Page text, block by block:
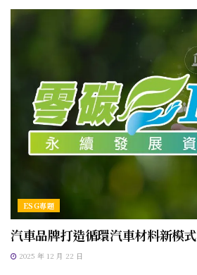
ESG專題
汽車品牌打造循環汽車材料新模式
2025 年 12 月 22 日